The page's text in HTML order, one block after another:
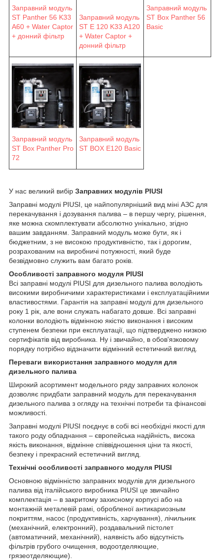
Заправний модуль
ST Panther 56 K33
A60 + Water Captor
+ донний фільтр
Заправний модуль
ST E 120 K33 A120
+ Water Captor +
донний фільтр
Заправний модуль
ST Box Panther 56
Basic
Заправний модуль
ST Box Panther Pro
72
Заправний модуль
ST BOX E120 Basic
У нас великий вибір Заправних модулів PIUSI
Заправні модулі PIUSI, це найпопулярніший вид міні АЗС для
перекачування і дозування палива – в першу чергу, рішення,
яке можна скомплектувати абсолютно унікально, згідно
вашим завданням. Заправний модуль може бути, як і
бюджетним, з не високою продуктивністю, так і дорогим,
розрахованим на виробничі потужності, який буде
безвідмовно служить вам багато років.
Особливості заправного модуля PIUSI
Всі заправні модулі PIUSI для дизельного палива володіють
високими виробничими характеристиками і експлуатаційними
властивостями. Гарантія на заправні модулі для дизельного
року 1 рік, але вони служать набагато довше. Всі заправні
колонки володіють відмінною якістю виконання і високим
ступенем безпеки при експлуатації, що підтверджено низкою
сертифікатів від виробника. Ну і звичайно, в обов'язковому
порядку потрібно відзначити відмінний естетичний вигляд.
Переваги використання заправного модуля для
дизельного палива
Широкий асортимент модельного ряду заправних колонок
дозволяє придбати заправний модуль для перекачування
дизельного палива з огляду на технічні потреби та фінансові
можливості.
Заправні модулі PIUSI поєднує в собі всі необхідні якості для
такого роду обладнання – європейська надійність, висока
якість виконання, відмінне співвідношення ціни та якості,
безпеку і прекрасний естетичний вигляд.
Технічні особливості заправного модуля PIUSI
Основною відмінністю заправних модулів для дизельного
палива від італійського виробника PIUSI це звичайно
комплектація – в закритому захисному корпусі або на
монтажній металевій рамі, обробленої антикариозным
покриттям, насос (продуктивність, харчування), лічильник
(механічний, електронний), роздавальний пістолет
(автоматичний, механічний), наявність або відсутність
фільтрів грубого очищення, водоотделяющие,
грязеотделяющие).